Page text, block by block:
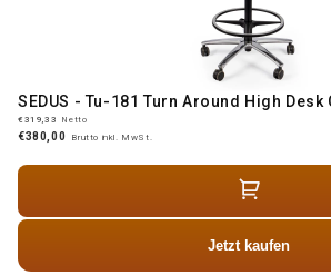
SEDUS - Tu-181 Turn Around High Desk
€319,33 Netto
€380,00 Brutto inkl. MwSt.
Jetzt kaufen